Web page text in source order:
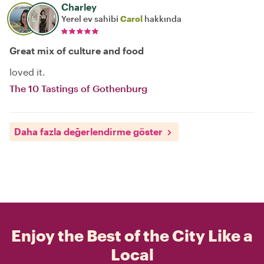
Charley
Yerel ev sahibi Carol hakkında
Great mix of culture and food
loved it.
The 10 Tastings of Gothenburg
Daha fazla değerlendirme göster
Enjoy the Best of the City Like a
Local